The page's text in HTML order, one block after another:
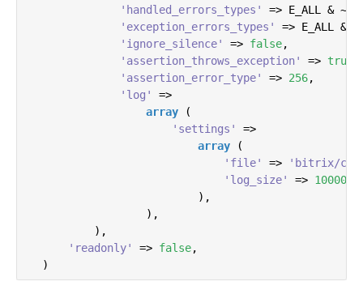
'handled_errors_types'
=> E_ALL &
'exception_errors_types'
=> E_ALL &
'ignore_silence'
=> false,
'assertion_throws_exception'
=> true
'assertion_error_type'
=> 256,
'log'
=>
array (
'settings'
=>
array (
'file'
=>
'bitrix/
'log_size'
=> 1000000
                          ),
                  ),
          ),
'readonly'
=> false,
  )